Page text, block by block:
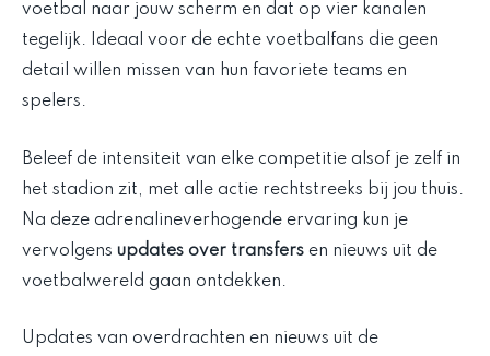
voetbal naar jouw scherm en dat op vier kanalen
tegelijk. Ideaal voor de echte voetbalfans die geen
detail willen missen van hun favoriete teams en
spelers.
Beleef de intensiteit van elke competitie alsof je zelf in
het stadion zit, met alle actie rechtstreeks bij jou thuis.
Na deze adrenalineverhogende ervaring kun je
vervolgens updates over transfers en nieuws uit de
voetbalwereld gaan ontdekken.
Updates van overdrachten en nieuws uit de